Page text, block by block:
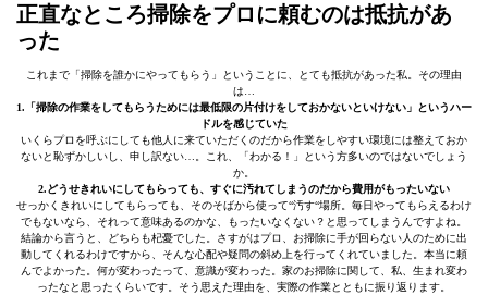
正直なところ掃除をプロに頼むのは抵抗があ
った
これまで「掃除を誰かにやってもらう」ということに、とても抵抗があった私。その理由
は…
1.「掃除の作業をしてもらうためには最低限の片付けをしておかないといけない」というハー
ドルを感じていた
いくらプロを呼ぶにしても他人に来ていただくのだから作業をしやすい環境には整えておか
ないと恥ずかしいし、申し訳ない…。これ、「わかる！」という方多いのではないでしょう
か。
2.どうせきれいにしてもらっても、すぐに汚れてしまうのだから費用がもったいない
せっかくきれいにしてもらっても、そのそばから使って“汚す“場所。毎日やってもらえるわけ
でもないなら、それって意味あるのかな、もったいなくない？と思ってしまうんですよね。
結論から言うと、どちらも杞憂でした。さすがはプロ、お掃除に手が回らない人のために出
動してくれるわけですから、そんな心配や疑問の斜め上を行ってくれていました。本当に頼
んでよかった。何が変わったって、意識が変わった。家のお掃除に関して、私、生まれ変わ
ったなと思ったくらいです。そう思えた理由を、実際の作業とともに振り返ります。